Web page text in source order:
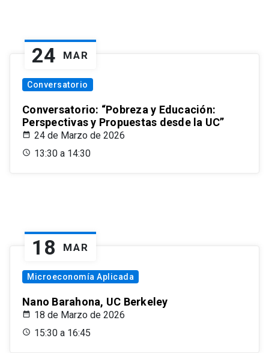
24 MAR
Conversatorio
Conversatorio: “Pobreza y Educación:
Perspectivas y Propuestas desde la UC”
24 de Marzo de 2026
13:30 a 14:30
18 MAR
Microeconomía Aplicada
Nano Barahona, UC Berkeley
18 de Marzo de 2026
15:30 a 16:45